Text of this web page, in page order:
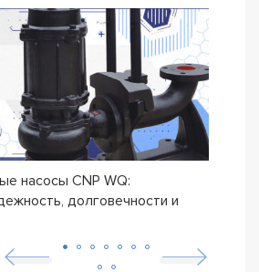
насосы CNP WQ:
долговечности и